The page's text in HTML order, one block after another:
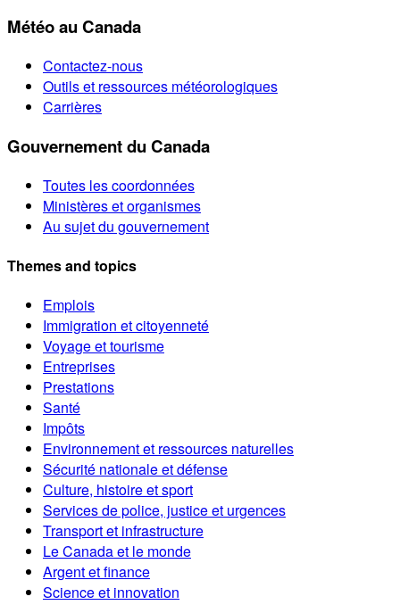
Météo au Canada
Contactez-nous
Outils et ressources météorologiques
Carrières
Gouvernement du Canada
Toutes les coordonnées
Ministères et organismes
Au sujet du gouvernement
Themes and topics
Emplois
Immigration et citoyenneté
Voyage et tourisme
Entreprises
Prestations
Santé
Impôts
Environnement et ressources naturelles
Sécurité nationale et défense
Culture, histoire et sport
Services de police, justice et urgences
Transport et infrastructure
Le Canada et le monde
Argent et finance
Science et innovation